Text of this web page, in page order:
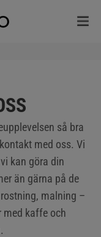
så bra
med oss. Vi
kan göra din
än gärna på de
malning –
med kaffe och